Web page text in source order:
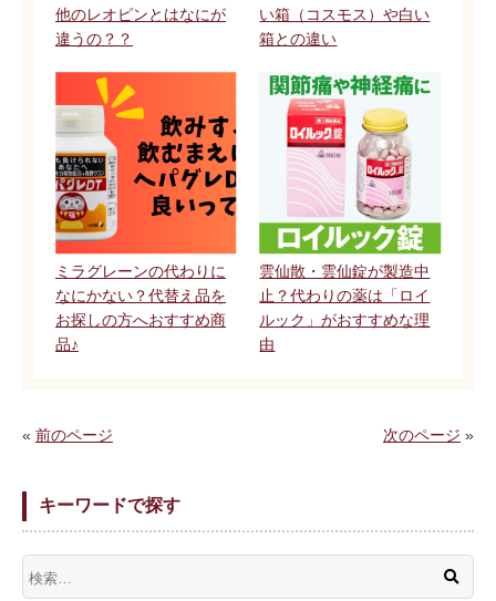
他のレオピンとはなにが
違うの？？
い箱（コスモス）や白い
箱との違い
ミラグレーンの代わりに
なにかない？代替え品を
お探しの方へおすすめ商
品♪
雲仙散・雲仙錠が製造中
止？代わりの薬は「ロイ
ルック」がおすすめな理
由
« 前のページ 次のページ »
キーワードで探す